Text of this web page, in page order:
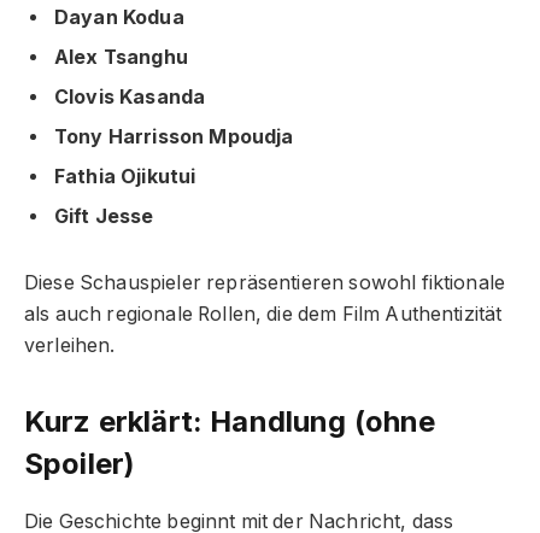
Dayan Kodua
Alex Tsanghu
Clovis Kasanda
Tony Harrisson Mpoudja
Fathia Ojikutui
Gift Jesse
Diese Schauspieler repräsentieren sowohl fiktionale
als auch regionale Rollen, die dem Film Authentizität
verleihen.
Kurz erklärt: Handlung (ohne
Spoiler)
Die Geschichte beginnt mit der Nachricht, dass